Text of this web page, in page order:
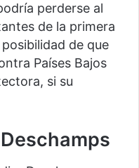
perderse al
de la primera
de que
Países Bajos
si su